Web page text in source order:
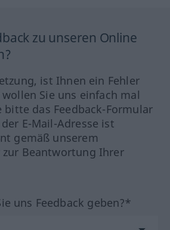
zu unseren Online
ist Ihnen ein Fehler
Sie uns einfach mal
bitte das Feedback-Formular
E-Mail-Adresse ist
gemäß unserem
zur Beantwortung Ihrer
uns Feedback geben?*